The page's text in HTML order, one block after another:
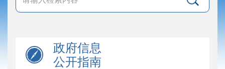
政府信息
公开指南